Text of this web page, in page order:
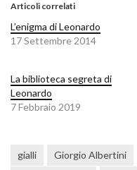
Articoli correlati
L’enigma di Leonardo
17 Settembre 2014
La biblioteca segreta di
Leonardo
7 Febbraio 2019
gialli Giorgio Albertini